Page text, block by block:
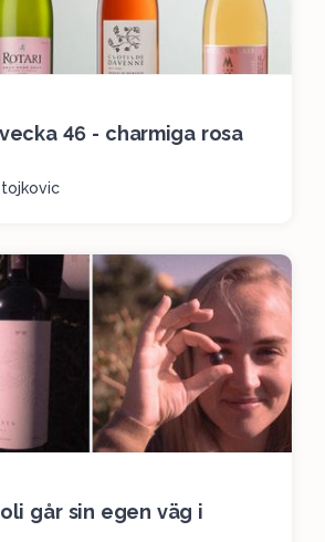
46 - charmiga rosa
går sin egen väg i